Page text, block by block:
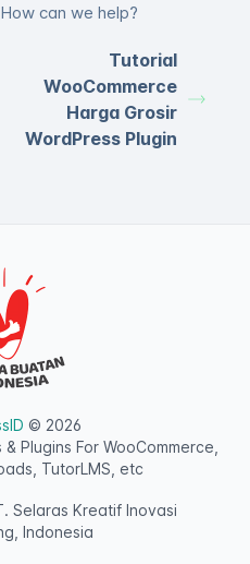
can we help?
Tutorial
WooCommerce
Harga Grosir
WordPress Plugin
© 2026
Plugins For WooCommerce,
TutorLMS, etc
Selaras Kreatif Inovasi
Indonesia